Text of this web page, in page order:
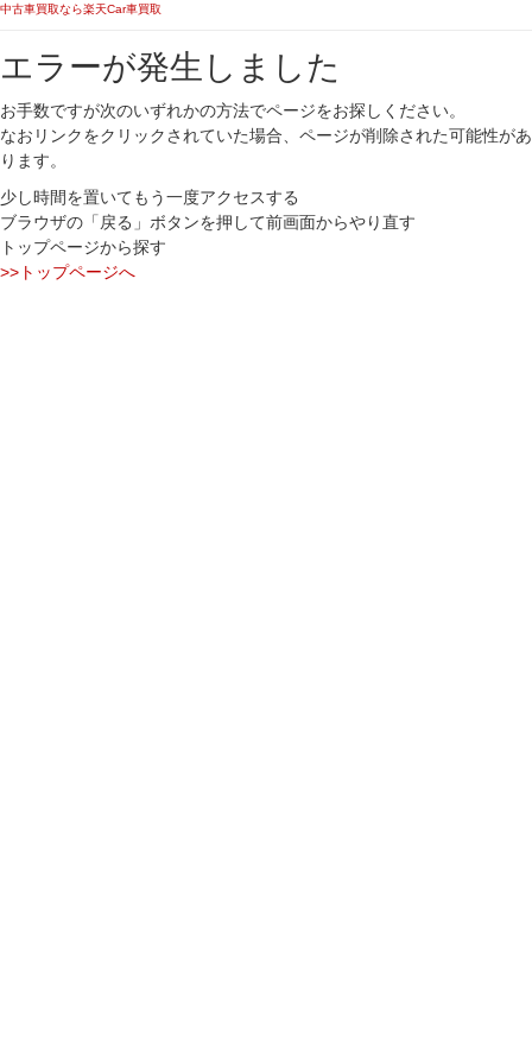
中古車買取なら楽天Car車買取
エラーが発生しました
お手数ですが次のいずれかの方法でページをお探しください。
なおリンクをクリックされていた場合、ページが削除された可能性があ
ります。
少し時間を置いてもう一度アクセスする
ブラウザの「戻る」ボタンを押して前画面からやり直す
トップページから探す
>>トップページへ